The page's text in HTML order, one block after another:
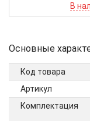
В
Основные
Код товара
Артикул
Комплектация